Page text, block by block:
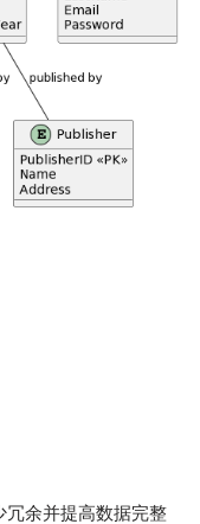
冗余并提高数据完整